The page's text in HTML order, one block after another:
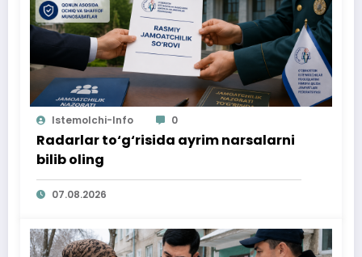
Istemolchi-Info 0
Radarlar to‘g‘risida ayrim narsalarni
bilib oling
07.08.2026